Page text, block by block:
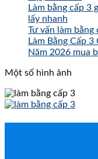
Làm bằng cấp 3
lấy nhanh
Tư vấn làm bằng
Làm Bằng Cấp
Năm 2026 mua
Một số hình ảnh